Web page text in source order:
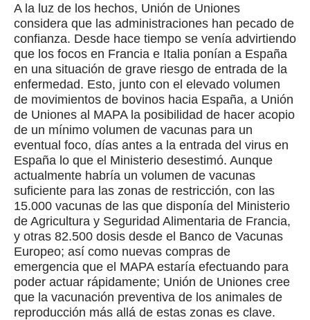
A la luz de los hechos, Unión de Uniones
considera que las administraciones han pecado de
confianza. Desde hace tiempo se venía advirtiendo
que los focos en Francia e Italia ponían a España
en una situación de grave riesgo de entrada de la
enfermedad. Esto, junto con el elevado volumen
de movimientos de bovinos hacia España, a Unión
de Uniones al MAPA la posibilidad de hacer acopio
de un mínimo volumen de vacunas para un
eventual foco, días antes a la entrada del virus en
España lo que el Ministerio desestimó. Aunque
actualmente habría un volumen de vacunas
suficiente para las zonas de restricción, con las
15.000 vacunas de las que disponía del Ministerio
de Agricultura y Seguridad Alimentaria de Francia,
y otras 82.500 dosis desde el Banco de Vacunas
Europeo; así como nuevas compras de
emergencia que el MAPA estaría efectuando para
poder actuar rápidamente; Unión de Uniones cree
que la vacunación preventiva de los animales de
reproducción más allá de estas zonas es clave.